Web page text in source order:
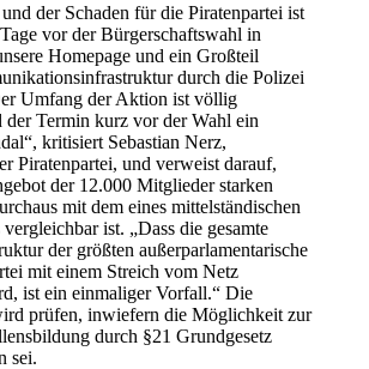
der Schaden für die Piratenpartei ist
vor der Bürgerschaftswahl in
Homepage und ein Großteil
durch die Polizei
Umfang der Aktion ist völlig
der Termin kurz vor der Wahl ein
kritisiert Sebastian Nerz,
Piratenpartei, und verweist darauf,
der 12.000 Mitglieder starken
mit dem eines mittelständischen
ist. „Dass die gesamte
der größten außerparlamentarische
mit einem Streich vom Netz
ist ein einmaliger Vorfall.“ Die
prüfen, inwiefern die Möglichkeit zur
durch §21 Grundgesetz
sei.